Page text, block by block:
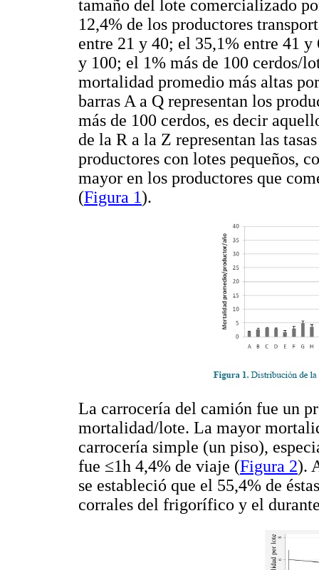
tamaño del lote comercializado
12,4% de los productores
entre 21 y 40; el 35,1% entre 41
y 100; el 1% más de 100 cerdos/
mortalidad promedio más altas
barras A a Q representan los
más de 100 cerdos, es decir
de la R a la Z representan las
productores con lotes pequeños,
mayor en los productores que
(Figura 1).
La carrocería del camión fue un
mortalidad/lote. La mayor
carrocería simple (un piso),
fue ≤1h 4,4% de viaje (Figura 2).
se estableció que el 55,4% de
corrales del frigorífico y el